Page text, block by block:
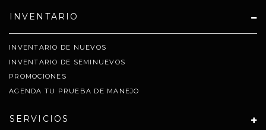
INVENTARIO
INVENTARIO DE NUEVOS
INVENTARIO DE SEMINUEVOS
PROMOCIONES
AGENDA TU PRUEBA DE MANEJO
SERVICIOS